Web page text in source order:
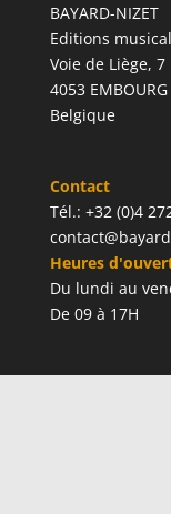
BAYARD-NIZET
Editions
Voie de Liège, 7
4053 EMBOURG
Belgique
Contact
Tél.: +32 (0)4
Heures
Du lundi au
De 09 à 17H